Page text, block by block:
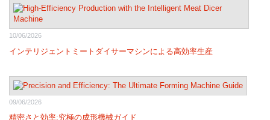
10/06/2026
インテリジェントミートダイサーマシンによる高効率生産
09/06/2026
精密さと効率:究極の成形機械ガイド